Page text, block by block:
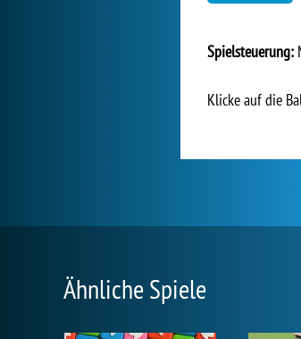
Spielsteuerung:
Klicke auf die
Ähnliche Spiele